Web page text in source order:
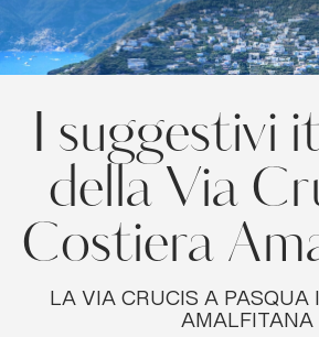
I suggestivi
della Via
Costiera
LA VIA CRUCIS A PASQUA
AMALFITANA